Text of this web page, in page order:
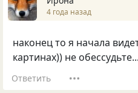
4 года назад
наконец то я начала
картинах)) не
Ответить